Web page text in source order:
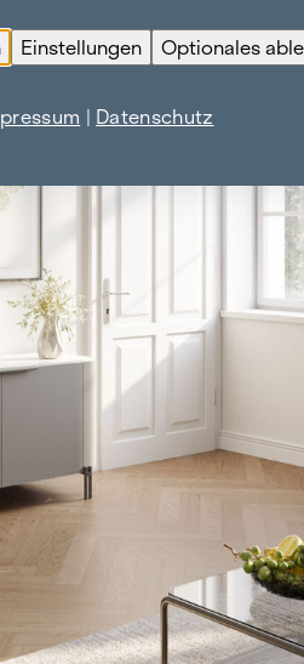
Einstellungen Optionales
| Datenschutz